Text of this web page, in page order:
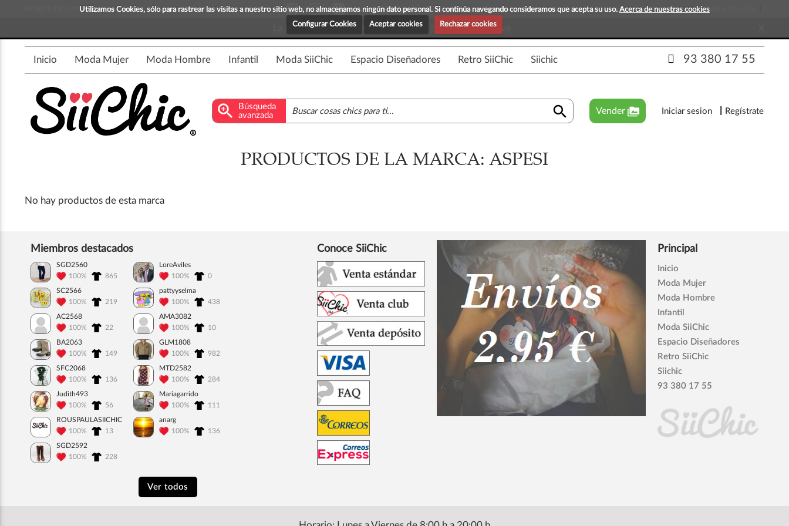
Utilizamos Cookies, sólo para rastrear las visitas a nuestro sitio web, no almacenamos ningún dato personal. Si continúa navegando consideramos que acepta su uso. Acerca de nuestras cookies
Configurar Cookies
Aceptar cookies Rechazar cookies
¡Compra y vende moda! Blog Siichic ¡Descubre maravillosas prendas que esperan tu visita! Preguntas frecuentes Métodos de envío
La app para android esta en fase beta, disponible en breve
Inicio Moda Mujer Moda Hombre Infantil Moda SiiChic Espacio Diseñadores Retro SiiChic Siichic 93 380 17 55
zoom_in
Búsqueda
avanzada
search Vender perm_media Iniciar sesion Regístrate
PRODUCTOS DE LA MARCA: ASPESI
No hay productos de esta marca
Miembros destacados
SGD2560
100%
865
LoreAviles
100%
0
SC2566
100%
219
pattyyselma
100%
438
AC2568
100%
22
AMA3082
100%
10
BA2063
100%
149
GLM1808
100%
982
SFC2068
100%
136
MTD2582
100%
284
Judith493
100%
56
Mariagarrido
100%
111
ROUSPAULASIICHIC
100%
13
anarg
100%
136
SGD2592
100%
228
Ver todos
Conoce SiiChic Principal
Inicio
Moda Mujer
Moda Hombre
Infantil
Moda SiiChic
Espacio Diseñadores
Retro SiiChic
Siichic
93 380 17 55